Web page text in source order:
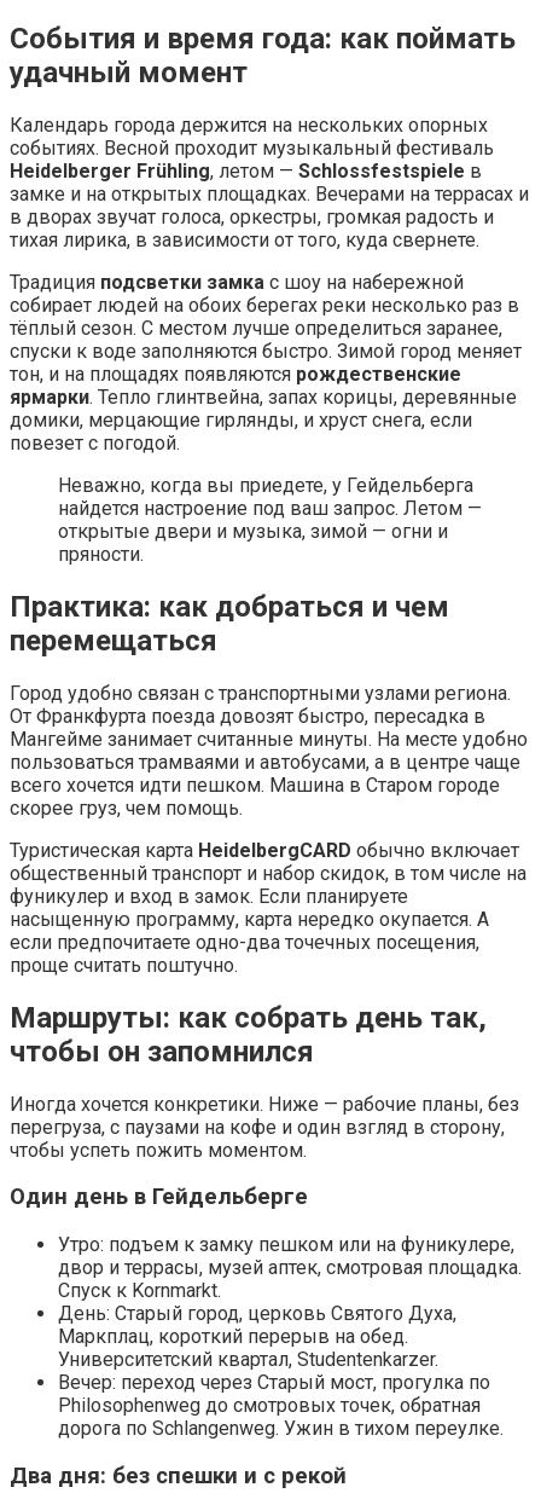
События и время года: как поймать
удачный момент
Календарь города держится на нескольких опорных
событиях. Весной проходит музыкальный фестиваль
Heidelberger Frühling, летом — Schlossfestspiele в
замке и на открытых площадках. Вечерами на террасах и
в дворах звучат голоса, оркестры, громкая радость и
тихая лирика, в зависимости от того, куда свернете.
Традиция подсветки замка с шоу на набережной
собирает людей на обоих берегах реки несколько раз в
тёплый сезон. С местом лучше определиться заранее,
спуски к воде заполняются быстро. Зимой город меняет
тон, и на площадях появляются рождественские
ярмарки. Тепло глинтвейна, запах корицы, деревянные
домики, мерцающие гирлянды, и хруст снега, если
повезет с погодой.
Неважно, когда вы приедете, у Гейдельберга
найдется настроение под ваш запрос. Летом —
открытые двери и музыка, зимой — огни и
пряности.
Практика: как добраться и чем
перемещаться
Город удобно связан с транспортными узлами региона.
От Франкфурта поезда довозят быстро, пересадка в
Мангейме занимает считанные минуты. На месте удобно
пользоваться трамваями и автобусами, а в центре чаще
всего хочется идти пешком. Машина в Старом городе
скорее груз, чем помощь.
Туристическая карта HeidelbergCARD обычно включает
общественный транспорт и набор скидок, в том числе на
фуникулер и вход в замок. Если планируете
насыщенную программу, карта нередко окупается. А
если предпочитаете одно-два точечных посещения,
проще считать поштучно.
Маршруты: как собрать день так,
чтобы он запомнился
Иногда хочется конкретики. Ниже — рабочие планы, без
перегруза, с паузами на кофе и один взгляд в сторону,
чтобы успеть пожить моментом.
Один день в Гейдельберге
Утро: подъем к замку пешком или на фуникулере,
двор и террасы, музей аптек, смотровая площадка.
Спуск к Kornmarkt.
День: Старый город, церковь Святого Духа,
Маркплац, короткий перерыв на обед.
Университетский квартал, Studentenkarzer.
Вечер: переход через Старый мост, прогулка по
Philosophenweg до смотровых точек, обратная
дорога по Schlangenweg. Ужин в тихом переулке.
Два дня: без спешки и с рекой